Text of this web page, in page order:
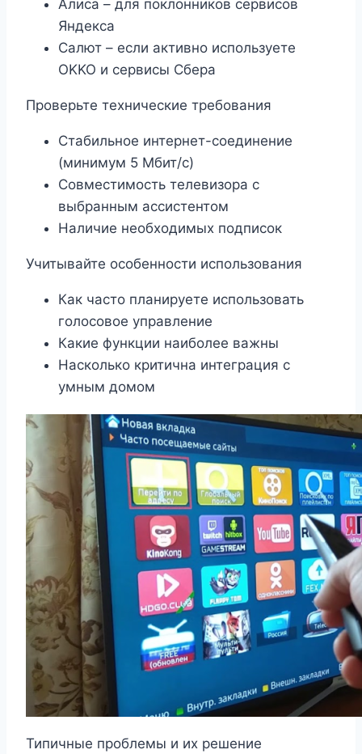
Алиса – для поклонников сервисов
Яндекса
Салют – если активно используете
OKKO и сервисы Сбера
Проверьте технические требования
Стабильное интернет-соединение
(минимум 5 Мбит/с)
Совместимость телевизора с
выбранным ассистентом
Наличие необходимых подписок
Учитывайте особенности использования
Как часто планируете использовать
голосовое управление
Какие функции наиболее важны
Насколько критична интеграция с
умным домом
Типичные проблемы и их решение